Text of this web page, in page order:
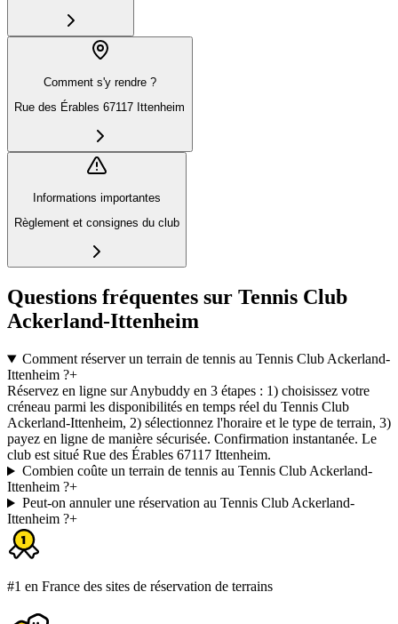
Comment s'y rendre ?
Rue des Érables 67117 Ittenheim
Informations importantes
Règlement et consignes du club
Questions fréquentes sur Tennis Club
Ackerland-Ittenheim
Comment réserver un terrain de tennis au Tennis Club Ackerland-
Ittenheim ?+
Réservez en ligne sur Anybuddy en 3 étapes : 1) choisissez votre
créneau parmi les disponibilités en temps réel du Tennis Club
Ackerland-Ittenheim, 2) sélectionnez l'horaire et le type de terrain, 3)
payez en ligne de manière sécurisée. Confirmation instantanée. Le
club est situé Rue des Érables 67117 Ittenheim.
Combien coûte un terrain de tennis au Tennis Club Ackerland-
Ittenheim ?+
Peut-on annuler une réservation au Tennis Club Ackerland-
Ittenheim ?+
#1 en France des sites de réservation de terrains